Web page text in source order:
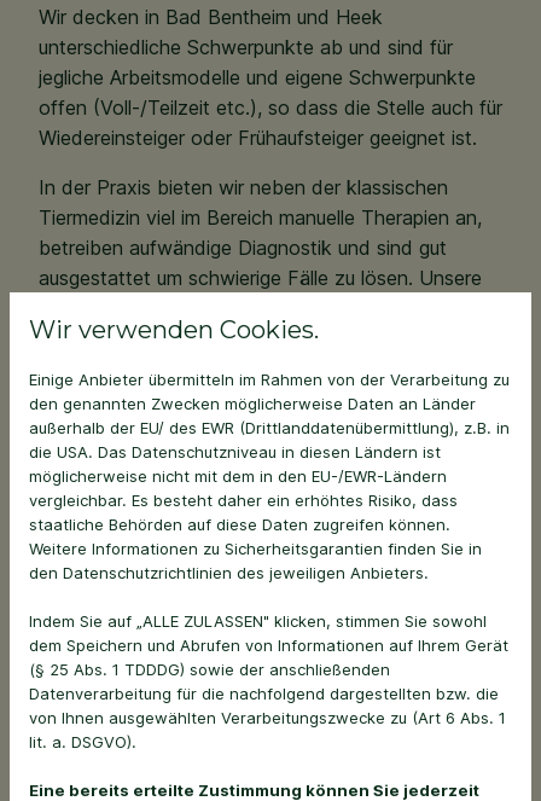
Wir decken in Bad Bentheim und Heek
unterschiedliche Schwerpunkte ab und sind für
jegliche Arbeitsmodelle und eigene Schwerpunkte
offen (Voll-/Teilzeit etc.), so dass die Stelle auch für
Wiedereinsteiger oder Frühaufsteiger geeignet ist.
In der Praxis bieten wir neben der klassischen
Tiermedizin viel im Bereich manuelle Therapien an,
betreiben aufwändige Diagnostik und sind gut
ausgestattet um schwierige Fälle zu lösen. Unsere
Atmosphäre und die Empathie mit der wir uns für die
Patienten einsetzen.
Für Dich, Deine Kollegen und alle anderen im Team
bieten wir nicht nur das, sondern auch noch ein
paar nette Goodies, die das Tierarztleben
erleichtern. Die moderne Ausstattung mit inHouse
Labor, OPs etc. ist das eine; Qualitrain, Jobbike,
BAV und ein Dienstsmartphone sind zusätzlich zu
Die Zeiterfassung erfolgt digital und auch sonst sind
wir, dank unseres Chefs eine zukunftsorientierte
Praxis.
Beim Gehalt kommt es auf die Erfahrung an, wir
Wir verwenden Cookies.
Einige Anbieter übermitteln im Rahmen von der Verarbeitung zu
den genannten Zwecken möglicherweise Daten an Länder
außerhalb der EU/ des EWR (Drittlanddatenübermittlung), z.B. in
die USA. Das Datenschutzniveau in diesen Ländern ist
möglicherweise nicht mit dem in den EU-/EWR-Ländern
vergleichbar. Es besteht daher ein erhöhtes Risiko, dass
staatliche Behörden auf diese Daten zugreifen können.
Weitere Informationen zu Sicherheitsgarantien finden Sie in
den Datenschutzrichtlinien des jeweiligen Anbieters.
Indem Sie auf „ALLE ZULASSEN" klicken, stimmen Sie sowohl
dem Speichern und Abrufen von Informationen auf Ihrem Gerät
(§ 25 Abs. 1 TDDDG) sowie der anschließenden
Datenverarbeitung für die nachfolgend dargestellten bzw. die
von Ihnen ausgewählten Verarbeitungszwecke zu (Art 6 Abs. 1
lit. a. DSGVO).
Eine bereits erteilte Zustimmung können Sie jederzeit